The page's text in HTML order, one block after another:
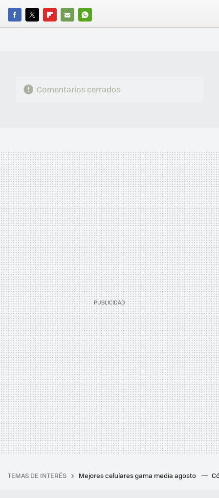
FACEBOOK
TWITTERFLIPBOARD
E-
WHATSAPP
Comentarios cerrados
TEMAS DE INTERÉS Mejores celulares gama media agosto